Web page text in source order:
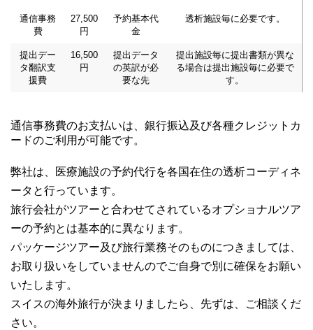
通信事務
費
27,500
円
予約基本代
金
透析施設毎に必要です。
提出デー
タ翻訳支
援費
16,500
円
提出データ
の英訳が必
要な先
提出施設毎に提出書類が異な
る場合は提出施設毎に必要で
す。
通信事務費のお支払いは、銀行振込及び各種クレジットカ
ードのご利用が可能です。
弊社は、医療施設の予約代行を各国在住の透析コーディネ
ータと行っています。
旅行会社がツアーと合わせてされているオプショナルツア
ーの予約とは基本的に異なります。
パッケージツアー及び旅行業務そのものにつきましては、
お取り扱いをしていませんのでご自身で別に確保をお願い
いたします。
スイスの海外旅行が決まりましたら、先ずは、ご相談くだ
さい。